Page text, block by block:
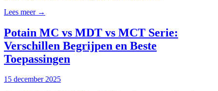
Lees meer →
Potain MC vs MDT vs MCT Serie:
Verschillen Begrijpen en Beste
Toepassingen
15 december 2025